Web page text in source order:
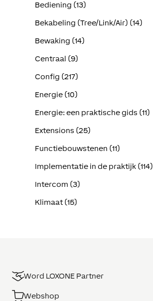
Bediening (13)
Bekabeling (Tree/Link/Air) (14)
Bewaking (14)
Centraal (9)
Config (217)
Energie (10)
Energie: een praktische gids (11)
Extensions (25)
Functiebouwstenen (11)
Implementatie in de praktijk (114)
Intercom (3)
Klimaat (15)
Word LOXONE Partner
Webshop